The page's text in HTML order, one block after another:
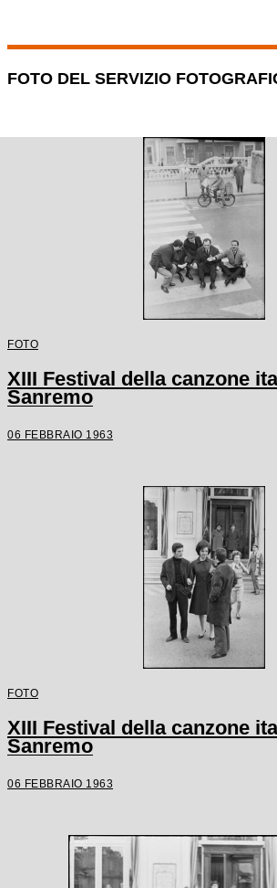
FOTO DEL SERVIZIO
FOTO
XIII Festival della canzone
Sanremo
06 FEBBRAIO 1963
FOTO
XIII Festival della canzone
Sanremo
06 FEBBRAIO 1963